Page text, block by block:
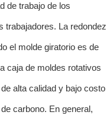
de trabajo de los
trabajadores. La redondez
el molde giratorio es de
caja de moldes rotativos
alta calidad y bajo costo
carbono. En general,